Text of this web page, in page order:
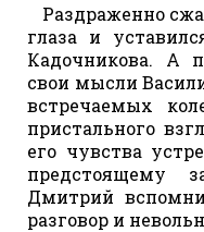
Раздраженно
глаза и
Кадочникова. А
свои мысли
встречаемых
пристального
его чувства
предстоящему
Дмитрий
разговор и